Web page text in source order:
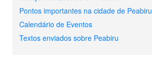
Pontos importantes na cidade de Peabiru
Calendário de Eventos
Textos enviados sobre Peabiru